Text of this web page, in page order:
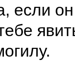
если